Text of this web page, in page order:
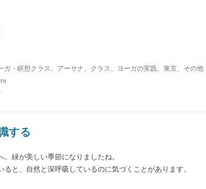
ガ・瞑想クラス、 アーサナ、 クラス、 ヨーガの実践、 東京、 その他
する
。緑が美しい季節になりましたね。
ると、自然と深呼吸しているのに気づくことがあります。